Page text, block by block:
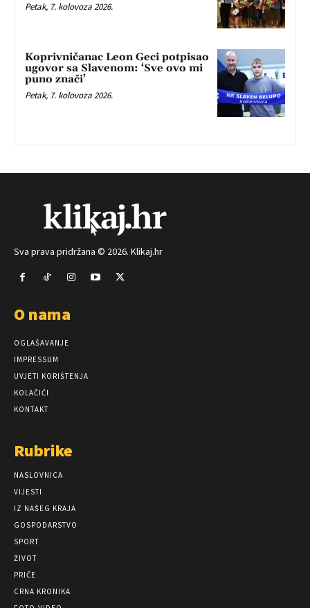
Petak, 7. kolovoza 2026.
Koprivničanac Leon Geci potpisao
ugovor sa Slavenom: ‘Sve ovo mi
puno znači’
Petak, 7. kolovoza 2026.
Sva prava pridržana © 2026. Klikaj.hr
O nama
OGLAŠAVANJE
IMPRESSUM
UVJETI KORIŠTENJA
KOLAČIĆI
KONTAKT
Rubrike
NASLOVNICA
VIJESTI
IZ NAŠEG KRAJA
GOSPODARSTVO
SPORT
ŽIVOT
PRIČE
CRNA KRONIKA